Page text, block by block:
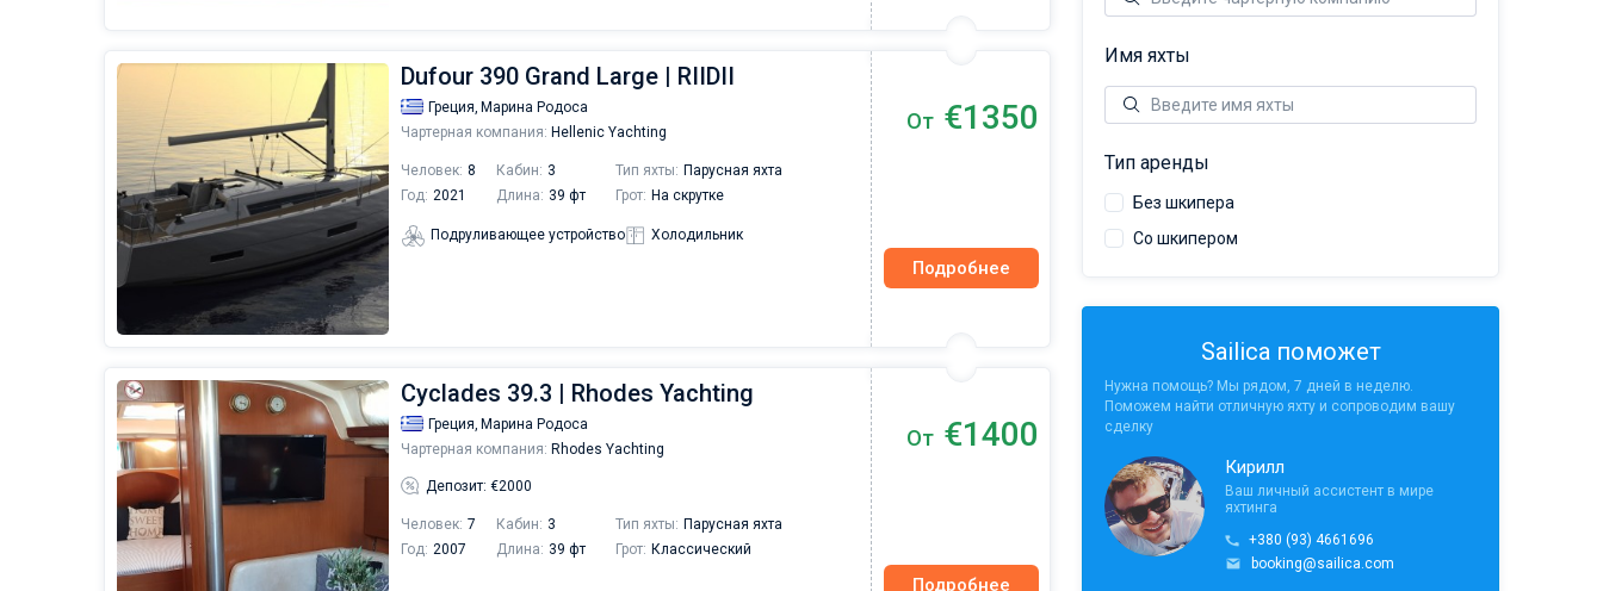
Dufour 390 Grand Large | RIIDII
Греция, Марина Родоса
Чартерная компания: Hellenic Yachting
Человек: 8 Кабин: 3 Тип яхты: Парусная яхта
Год: 2021 Длина: 39 фт Грот: На скрутке
Подруливающее устройство Холодильник
От €1350
Подробнее
Cyclades 39.3 | Rhodes Yachting
Греция, Марина Родоса
Чартерная компания: Rhodes Yachting
Депозит: €2000
Человек: 7 Кабин: 3 Тип яхты: Парусная яхта
Год: 2007 Длина: 39 фт Грот: Классический
От €1400
Подробнее
Имя яхты
Тип аренды
Без шкипера
Со шкипером
Sailica поможет
Нужна помощь? Мы рядом, 7 дней в неделю.
Поможем найти отличную яхту и сопроводим вашу
сделку
Кирилл
Ваш личный ассистент в мире
яхтинга
+380 (93) 4661696
booking@sailica.com